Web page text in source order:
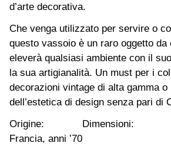
d’arte decorativa.
Che venga utilizzato per servire o
questo vassoio è un raro oggetto da
eleverà qualsiasi ambiente con il
la sua artigianalità. Un must per i
decorazioni vintage di alta gamma o
dell’estetica di design senza pari di
Origine:
Francia, anni ’70
Dimensioni: